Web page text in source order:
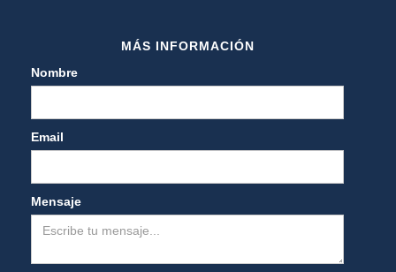
MÁS INFORMACIÓN
Nombre
Email
Mensaje